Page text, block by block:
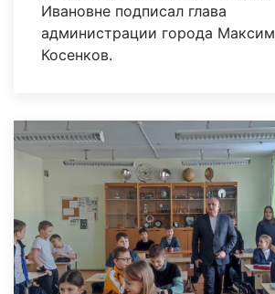
Ивановне подписал глава
администрации города Максим
Косенков.